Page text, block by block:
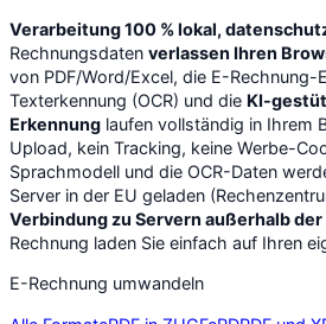
Verarbeitung 100 % lokal,
Rechnungsdaten verlassen Ihren
von PDF/Word/Excel, die E-Rechnung-
Texterkennung (OCR) und die KI-
Erkennung laufen vollständig in Ihrem
Upload, kein Tracking, keine Werbe-
Sprachmodell und die OCR-Daten
Server in der EU geladen
Verbindung zu Servern außerhalb der
Rechnung laden Sie einfach auf Ihren
E-Rechnung umwandeln